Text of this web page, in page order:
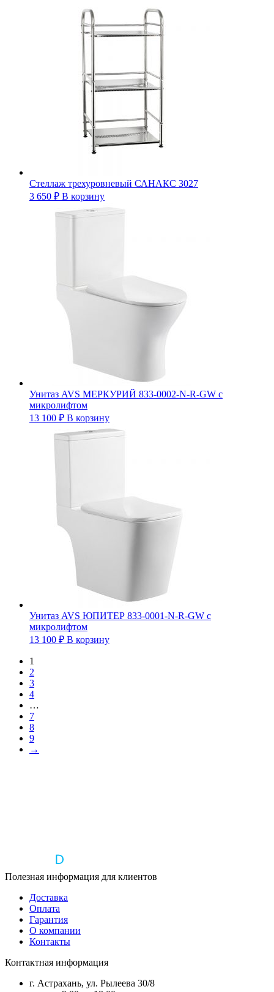
Стеллаж трехуровневый САНАКС 3027
3 650 ₽ В корзину
Унитаз AVS МЕРКУРИЙ 833-0002-N-R-GW с
микролифтом
13 100 ₽ В корзину
Унитаз AVS ЮПИТЕР 833-0001-N-R-GW с
микролифтом
13 100 ₽ В корзину
1
2
3
4
…
7
8
9
→
Полезная информация для клиентов
Доставка
Оплата
Гарантия
О компании
Контакты
Контактная информация
г. Астрахань, ул. Рылеева 30/8